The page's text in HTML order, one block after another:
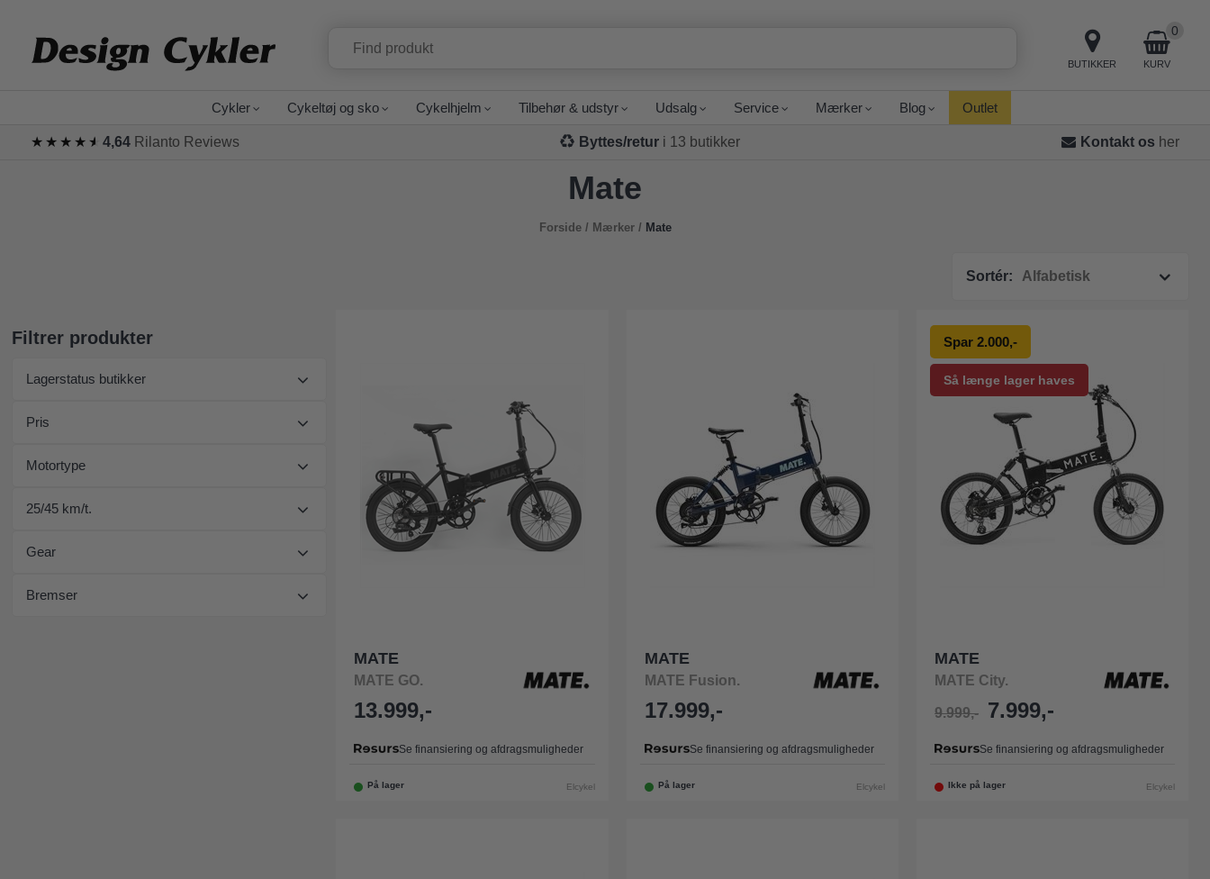
BUTIKKER KURV
0
Cykler Cykeltøj og sko Cykelhjelm Tilbehør & udstyr Udsalg Service Mærker Blog Outlet
★★★★★
★★★★★ 4,64Rilanto Reviews Byttes/retur i 13 butikker Kontakt os her
Mate
Forside/ Mærker/ Mate
Sortér:
Filtrer produkter
Lagerstatus butikker
Pris
Motortype
25/45 km/t.
Gear
Bremser
MATE
MATE GO.
13.999,-
Se finansiering og afdragsmuligheder
På lager Elcykel
MATE
MATE Fusion.
17.999,-
Se finansiering og afdragsmuligheder
På lager Elcykel
Så længe lager haves
Spar 2.000,-
MATE
MATE City.
9.999,- 7.999,-
Se finansiering og afdragsmuligheder
Ikke på lager Elcykel